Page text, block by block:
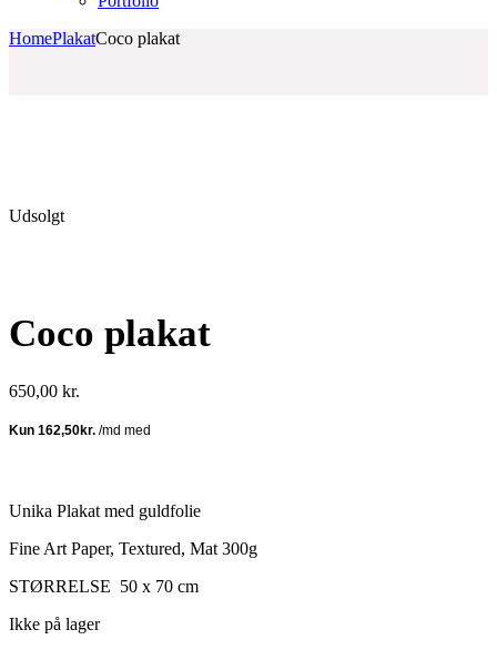
HomePlakatCoco plakat
Udsolgt
Coco plakat
650,00 kr.
Unika Plakat med guldfolie
Fine Art Paper, Textured, Mat 300g
STØRRELSE 50 x 70 cm
Ikke på lager